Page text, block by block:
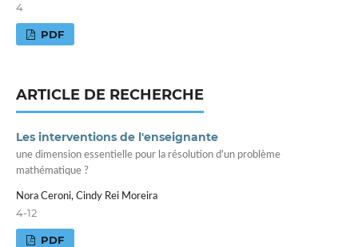
4
PDF
ARTICLE DE RECHERCHE
Les interventions de l'enseignante
une dimension essentielle pour la résolution d'un problème
mathématique ?
Nora Ceroni, Cindy Rei Moreira
4-12
PDF